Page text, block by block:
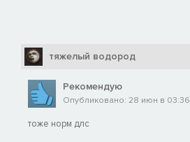
тяжелый водород
Рекомендую
Опубликовано: 28 июн в 03:36
тоже норм длс